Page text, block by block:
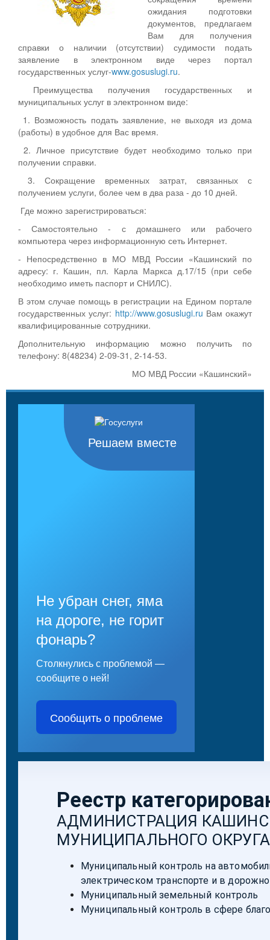
ожидания подготовки
документов, предлагаем
Вам для получения
справки о наличии (отсутствии) судимости подать
заявление в электронном виде через портал
государственных услуг-www.gosuslugi.ru.
Преимущества получения государственных и
муниципальных услуг в электронном виде:
1. Возможность подать заявление, не выходя из дома
(работы) в удобное для Вас время.
2. Личное присутствие будет необходимо только при
получении справки.
3. Сокращение временных затрат, связанных с
получением услуги, более чем в два раза - до 10 дней.
Где можно зарегистрироваться:
- Самостоятельно - с домашнего или рабочего
компьютера через информационную сеть Интернет.
- Непосредственно в МО МВД России «Кашинский по
адресу: г. Кашин, пл. Карла Маркса д.17/15 (при себе
необходимо иметь паспорт и СНИЛС).
В этом случае помощь в регистрации на Едином портале
государственных услуг: http://www.gosuslugi.ru Вам окажут
квалифицированные сотрудники.
Дополнительную информацию можно получить по
телефону: 8(48234) 2-09-31, 2-14-53.
МО МВД России «Кашинский»
Решаем вместе
Не убран снег, яма
на дороге, не горит
фонарь?
Столкнулись с проблемой —
сообщите о ней!
Сообщить о проблеме